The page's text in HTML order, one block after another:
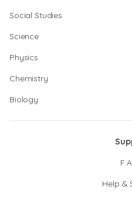
Social Studies
Science
Physics
Chemistry
Biology
Help &